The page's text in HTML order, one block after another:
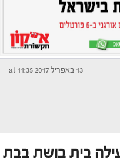
13 באפריל 2017 at 11:35
בית בושת בבת